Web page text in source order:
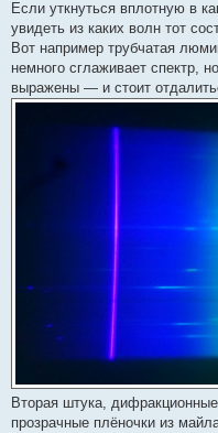
Если уткнуться вплотную в
увидеть из каких волн тот
Вот например трубчатая
немного сглаживает спектр,
выражены — и стоит
Вторая штука,
прозрачные плёночки из